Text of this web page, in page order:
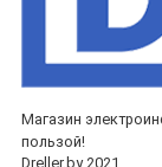
Магазин
пользой!
Dreller.by 2021